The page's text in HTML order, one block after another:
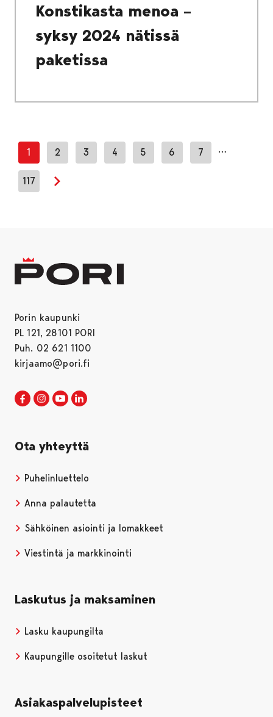
Konstikasta menoa –
syksy 2024 nätissä
paketissa
1 2 3 4 5 6 7 …
117
Porin kaupunki
PL 121, 28101 PORI
Puh. 02 621 1100
kirjaamo@pori.fi
Porin kaupunki Facebookissa
Avautuu uudessa välilehdessä
Porin kaupunki Instagramissa
Avautuu uudessa välilehdessä
Porin kaupunki Youtubessa
Avautuu uudessa välilehdessä
Ota yhteyttä
Puhelinluettelo
Anna palautetta
Sähköinen asiointi ja lomakkeet
Viestintä ja markkinointi
Laskutus ja maksaminen
Lasku kaupungilta
Kaupungille osoitetut laskut
Asiakaspalvelupisteet